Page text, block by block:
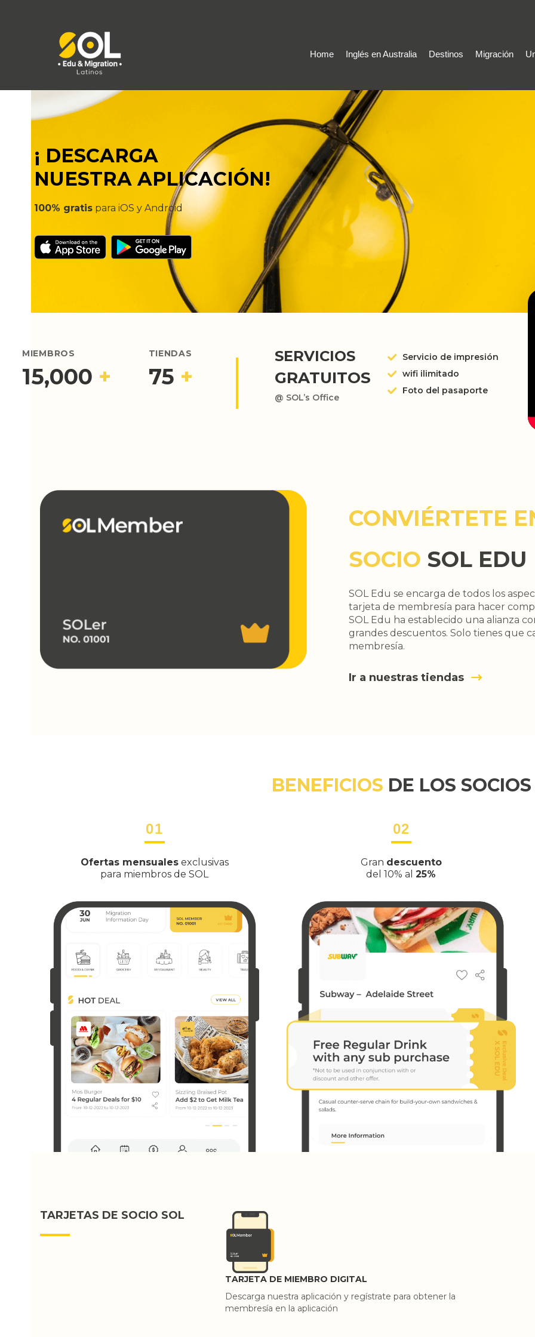
Home Inglés en Australia Destinos Migración
¡ DESCARGA
NUESTRA APLICACIÓN!
100% gratis para iOS y Android
MIEMBROS
15,000 +
TIENDAS
75 +
SERVICIOS
GRATUITOS
@ SOL’s Office
Servicio de impresión
wifi ilimitado
Foto del pasaporte
CONVIÉRTETE
SOCIO SOL EDU
SOL Edu se encarga de todos los
tarjeta de membresía para hacer
SOL Edu ha establecido una alianza
grandes descuentos. Solo tienes que
membresía.
Ir a nuestras tiendas
BENEFICIOS DE LOS SOCIOS
01
Ofertas mensualesexclusivas
para miembros de SOL
02
Gran descuento
del 10% al25%
TARJETAS DE SOCIO SOL
TARJETA DE MIEMBRO DIGITAL
Descarga nuestra aplicación y regístrate para obtener la
membresía en la aplicación